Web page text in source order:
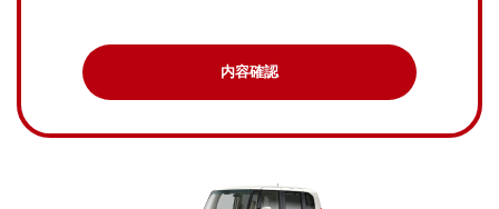
内容確認